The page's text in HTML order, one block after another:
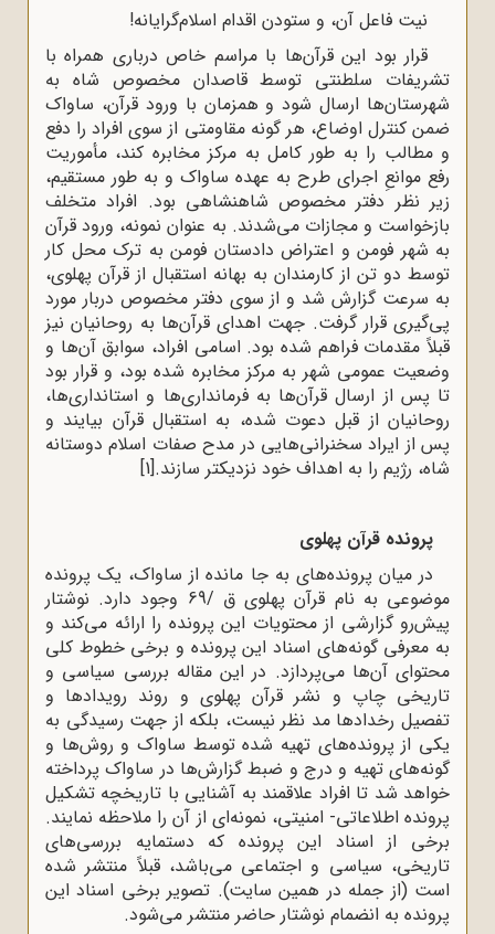
نیت فاعل آن، و ستودن اقدام اسلام‌گرایانه!
قرار بود این قرآن‌ها با مراسم خاص درباری همراه با
تشریفات سلطنتی توسط قاصدان مخصوص شاه به
شهرستان‌ها ارسال شود و همزمان با ورود قرآن، ساواک
ضمن کنترل اوضاع، هر گونه مقاومتی از سوی افراد را دفع
و مطالب را به طور کامل به مرکز مخابره کند، مأموریت
رفع موانعِ اجرای طرح به عهده ساواک و به طور مستقیم،
زیر نظر دفتر مخصوص شاهنشاهی بود. افراد متخلف
بازخواست و مجازات می‌شدند. به عنوان نمونه، ورود قرآن
به شهر فومن و اعتراض دادستان فومن به ترک محل کار
توسط دو تن از کارمندان به بهانه استقبال از قرآن پهلوی،
به سرعت گزارش شد و از سوی دفتر مخصوص دربار مورد
پی‌گیری قرار گرفت. جهت اهدای قرآن‌ها به روحانیان نیز
قبلاً مقدمات فراهم شده بود. اسامی افراد، سوابق آن‌ها و
وضعیت عمومی شهر به مرکز مخابره شده بود، و قرار بود
تا پس از ارسال قرآن‌ها به فرمانداری‌ها و استانداری‌ها،
روحانیان از قبل دعوت شده، به استقبال قرآن بیایند و
پس از ایراد سخنرانی‌هایی در مدح صفات اسلام دوستانه
شاه، رژیم را به اهداف خود نزدیکتر سازند.[1]
پرونده قرآن پهلوی
در میان پرونده‌های به جا مانده از ساواک، یک پرونده
موضوعی به نام قرآن پهلوی ق /69 وجود دارد. نوشتار
پیش‌رو گزارشی از محتویات این پرونده را ارائه می‌کند و
به معرفی گونه‌های اسناد این پرونده و برخی خطوط کلی
محتوای آن‌ها می‌پردازد. در این مقاله بررسی سیاسی و
تاریخی چاپ و نشر قرآن پهلوی و روند رویدادها و
تفصیل رخدادها مد نظر نیست، بلکه از جهت رسیدگی به
یکی از پرونده‌های تهیه شده توسط ساواک و روش‌ها و
گونه‌های تهیه و درج و ضبط گزارش‌ها در ساواک پرداخته
خواهد شد تا افراد علاقمند به آشنایی با تاریخچه تشکیل
پرونده اطلاعاتی- امنیتی، نمونه‌ای از آن را ملاحظه نمایند.
برخی از اسناد این پرونده که دستمایه بررسی‌های
تاریخی، سیاسی و اجتماعی می‌باشد، قبلاً منتشر شده‌
است (از جمله در همین سایت). تصویر برخی اسناد این
پرونده به انضمام نوشتار حاضر منتشر می‌شود.